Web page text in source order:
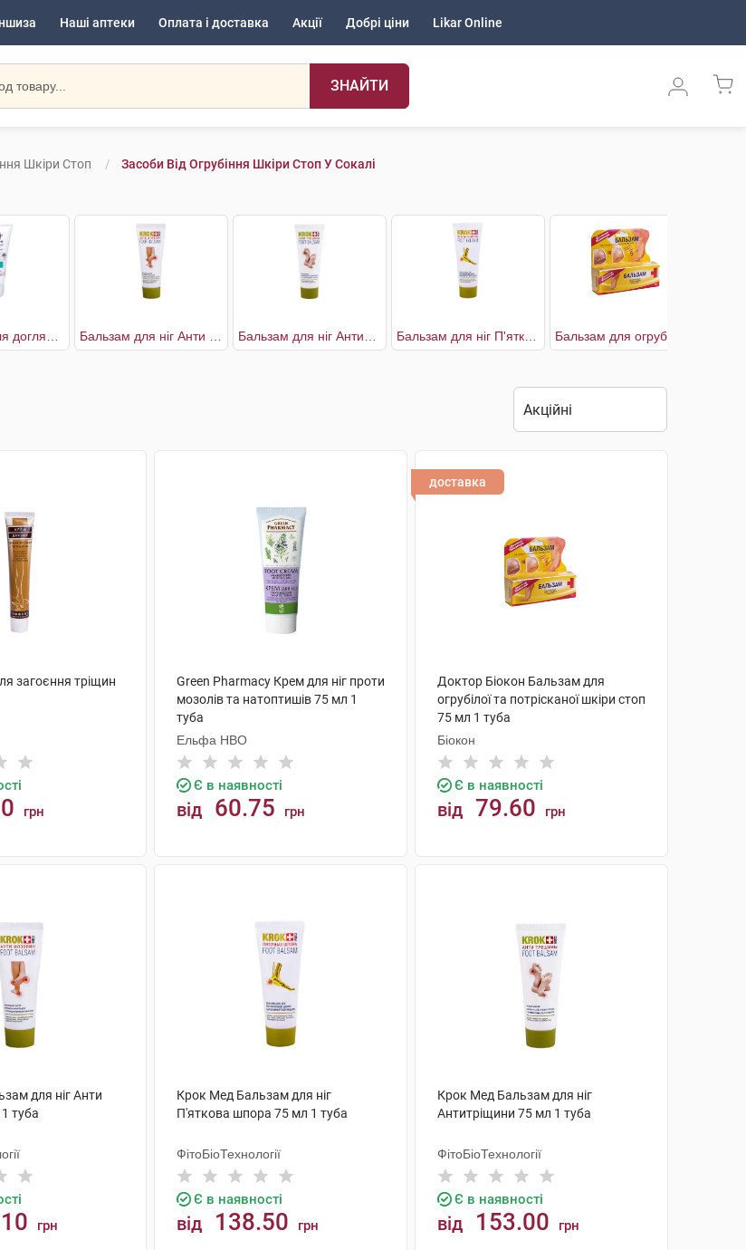
Наші аптеки Оплата і доставка Акції Добрі ціни Likar Online
ЗНАЙТИ
Шкіри Стоп Засоби Від Огрубіння Шкіри Стоп У Сокалі
загоєння тріщин
грн
Green Pharmacy Крем для ніг проти
мозолів та натоптишів 75 мл 1
туба
Ельфа НВО
Є в наявності
від 60.75 грн
доставка
Доктор Біокон Бальзам для
огрубілої та потрісканої шкіри стоп
75 мл 1 туба
Біокон
Є в наявності
від 79.60 грн
для ніг Анти
туба
грн
Крок Мед Бальзам для ніг
П'яткова шпора 75 мл 1 туба
ФітоБіоТехнології
Є в наявності
від 138.50 грн
Крок Мед Бальзам для ніг
Антитріщини 75 мл 1 туба
ФітоБіоТехнології
Є в наявності
від 153.00 грн